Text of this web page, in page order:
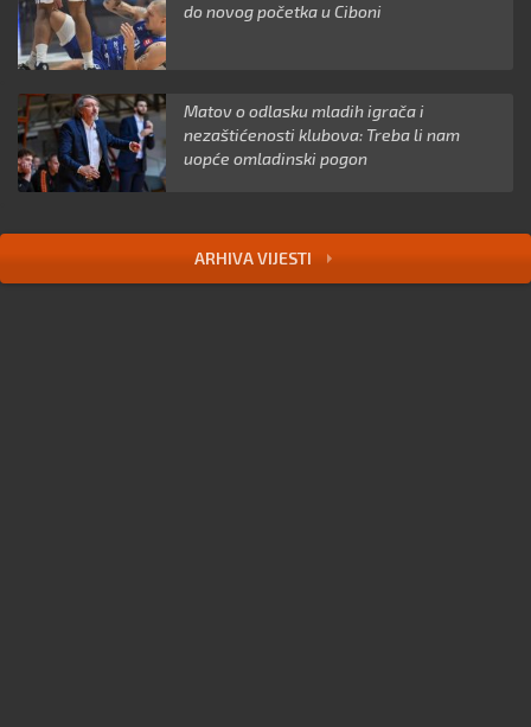
do novog početka u Ciboni
Matov o odlasku mladih igrača i
nezaštićenosti klubova: Treba li nam
uopće omladinski pogon
ARHIVA VIJESTI